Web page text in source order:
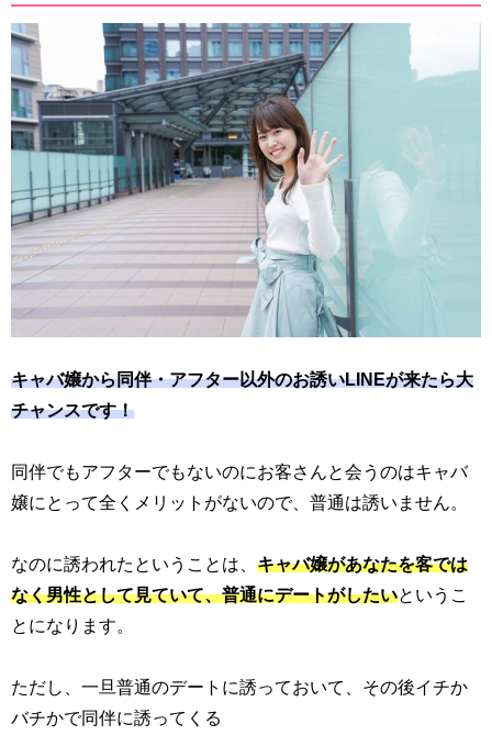
キャバ嬢から同伴・アフター以外のお誘いLINEが来たら大
チャンスです！
同伴でもアフターでもないのにお客さんと会うのはキャバ
嬢にとって全くメリットがないので、普通は誘いません。
なのに誘われたということは、 キャバ嬢があなたを客では
なく男性として見ていて、普通にデートがしたいというこ
とになります。
ただし、一旦普通のデートに誘っておいて、その後イチか
バチかで同伴に誘ってくる